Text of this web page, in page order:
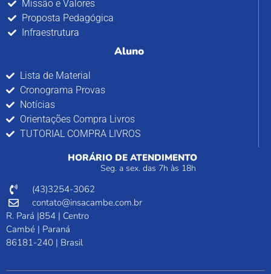
Missão e Valores
Proposta Pedagógica
Infraestrutura
Aluno
Lista de Material
Cronograma Provas
Notícias
Orientações Compra Livros
TUTORIAL COMPRA LIVROS
HORÁRIO DE ATENDIMENTO
Seg. a sex. das 7h às 18h
(43)3254-3062
contato@insacambe.com.br
R. Pará |854 | Centro
Cambé | Paraná
86181-240 | Brasil